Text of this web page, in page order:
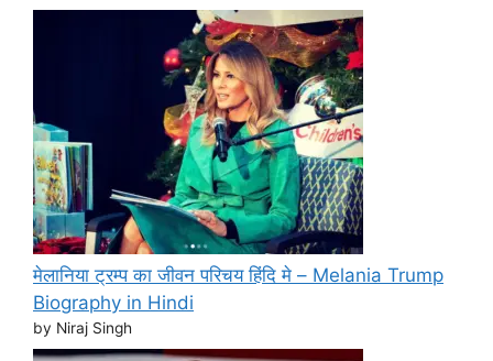
मेलानिया ट्रम्प का जीवन परिचय हिंदि मे – Melania Trump
Biography in Hindi
by Niraj Singh